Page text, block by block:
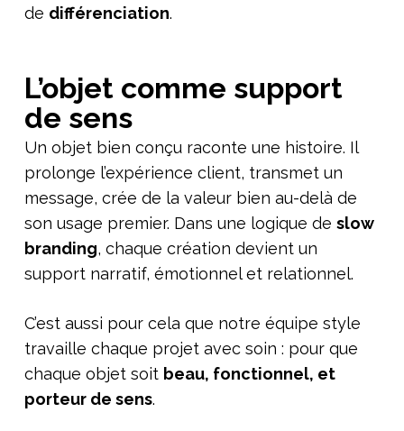
de différenciation.
L’objet comme support
de sens
Un objet bien conçu raconte une histoire. Il
prolonge l’expérience client, transmet un
message, crée de la valeur bien au-delà de
son usage premier. Dans une logique de slow
branding, chaque création devient un
support narratif, émotionnel et relationnel.
C’est aussi pour cela que notre équipe style
travaille chaque projet avec soin : pour que
chaque objet soit beau, fonctionnel, et
porteur de sens.